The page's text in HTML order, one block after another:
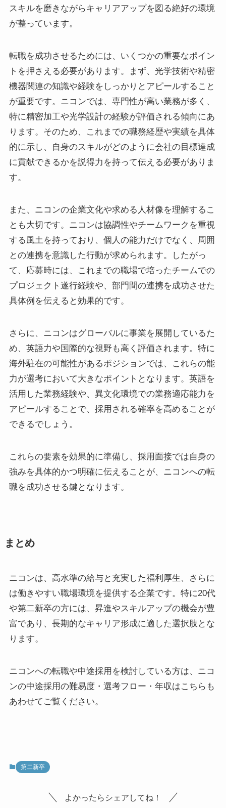
スキルを磨きながらキャリアアップを図る絶好の環境
が整っています。
転職を成功させるためには、いくつかの重要なポイン
トを押さえる必要があります。まず、光学技術や精密
機器関連の知識や経験をしっかりとアピールすること
が重要です。ニコンでは、専門性が高い業務が多く、
特に精密加工や光学設計の経験が評価される傾向にあ
ります。そのため、これまでの職務経歴や実績を具体
的に示し、自身のスキルがどのように会社の目標達成
に貢献できるかを説得力を持って伝える必要がありま
す。
また、ニコンの企業文化や求める人材像を理解するこ
とも大切です。ニコンは協調性やチームワークを重視
する風土を持っており、個人の能力だけでなく、周囲
との連携を意識した行動が求められます。したがっ
て、応募時には、これまでの職場で培ったチームでの
プロジェクト遂行経験や、部門間の連携を成功させた
具体例を伝えると効果的です。
さらに、ニコンはグローバルに事業を展開しているた
め、英語力や国際的な視野も高く評価されます。特に
海外駐在の可能性があるポジションでは、これらの能
力が選考において大きなポイントとなります。英語を
活用した業務経験や、異文化環境での業務適応能力を
アピールすることで、採用される確率を高めることが
できるでしょう。
これらの要素を効果的に準備し、採用面接では自身の
強みを具体的かつ明確に伝えることが、ニコンへの転
職を成功させる鍵となります。
まとめ
ニコンは、高水準の給与と充実した福利厚生、さらに
は働きやすい職場環境を提供する企業です。特に20代
や第二新卒の方には、昇進やスキルアップの機会が豊
富であり、長期的なキャリア形成に適した選択肢とな
ります。
ニコンへの転職や中途採用を検討している方は、 ニコ
ンの中途採用の難易度・選考フロー・年収はこちら も
あわせてご覧ください。
第二新卒
よかったらシェアしてね！